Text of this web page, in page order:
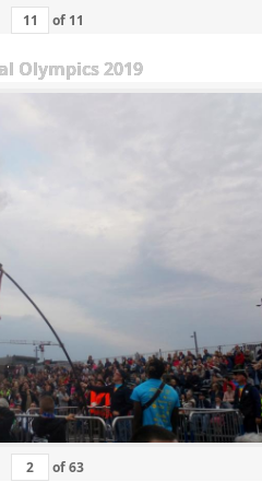
of 11
Olympics 2019
of63